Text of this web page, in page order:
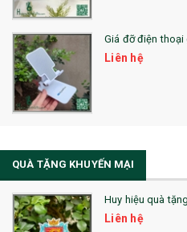
QUÀ TẶNG SỨC KHỎE
SẢN PHẨM MỚI 2021
Sổ Sạc Đa Năng
La Fonte
Sổ Lò Xo
Giá đỡ điện
Liên hệ
QUÀ TẶNG KHUYẾN MẠI
Huy hiệu quà tặng
Liên hệ